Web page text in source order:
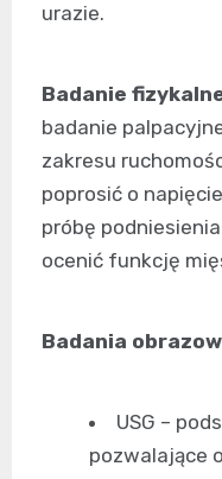
urazie.
Badanie
badanie
zakresu
poprosić o
próbę
ocenić funkcję
Badania
USG –
pozwalające